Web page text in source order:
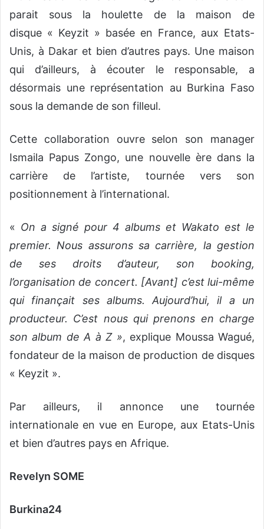
parait sous la houlette de la maison de
disque « Keyzit » basée en France, aux Etats-
Unis, à Dakar et bien d’autres pays. Une maison
qui d’ailleurs, à écouter le responsable, a
désormais une représentation au Burkina Faso
sous la demande de son filleul.
Cette collaboration ouvre selon son manager
Ismaila Papus Zongo, une nouvelle ère dans la
carrière de l’artiste, tournée vers son
positionnement à l’international.
« On a signé pour 4 albums et Wakato est le
premier. Nous assurons sa carrière, la gestion
de ses droits d’auteur, son booking,
l’organisation de concert. [Avant] c’est lui-même
qui finançait ses albums. Aujourd’hui, il a un
producteur. C’est nous qui prenons en charge
son album de A à Z », explique Moussa Wagué,
fondateur de la maison de production de disques
« Keyzit ».
Par ailleurs, il annonce une tournée
internationale en vue en Europe, aux Etats-Unis
et bien d’autres pays en Afrique.
Revelyn SOME
Burkina24